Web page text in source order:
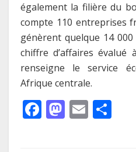
également la filière du
compte 110 entreprises
génèrent quelque 14
chiffre d’affaires évalué
renseigne le service
Afrique centrale.
F M E